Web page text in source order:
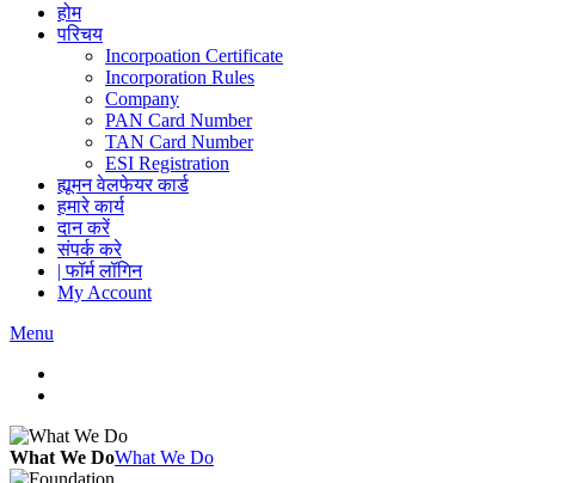
होम
परिचय
Incorpoation Certificate
Incorporation Rules
Company
PAN Card Number
TAN Card Number
ESI Registration
ह्यूमन वेलफेयर कार्ड
हमारे कार्य
दान करें
संपर्क करे
| फॉर्म लॉगिन
My Account
Menu
What We DoWhat We Do